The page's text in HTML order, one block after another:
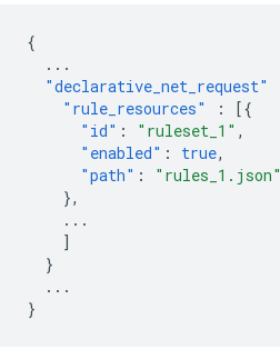
{
...
"declarative_net_request"
"rule_resources"
:
[{
"id" : "ruleset_1" ,
"enabled" : true,
"path" :
"rules_1.json"
},
...
]
}
...
}